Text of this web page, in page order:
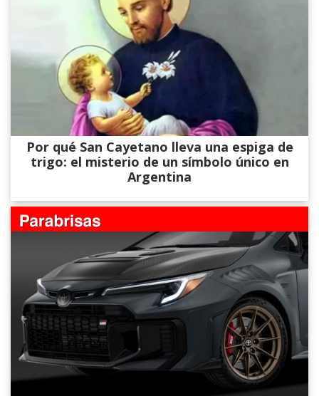
Por qué San Cayetano lleva una espiga de
trigo: el misterio de un símbolo único en
Argentina